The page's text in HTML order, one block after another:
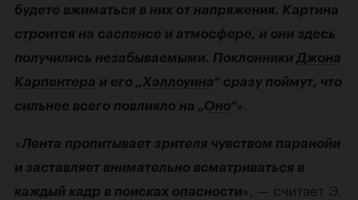
будете вжиматься в них от напряжения. Картина
строится на саспенсе и атмосфере, и они здесь
получились незабываемыми. Поклонники Джона
Карпентера и его „Хэллоуина“ сразу поймут, что
сильнее всего повлияло на „Оно“».
«Лента пропитывает зрителя чувством паранойи
и заставляет внимательно всматриваться в
каждый кадр в поисках опасности», — считает Э.